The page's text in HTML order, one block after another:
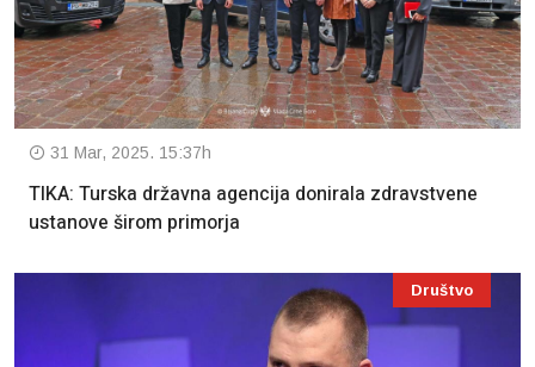
31 Mar, 2025. 15:37h
TIKA: Turska državna agencija donirala zdravstvene
ustanove širom primorja
Društvo